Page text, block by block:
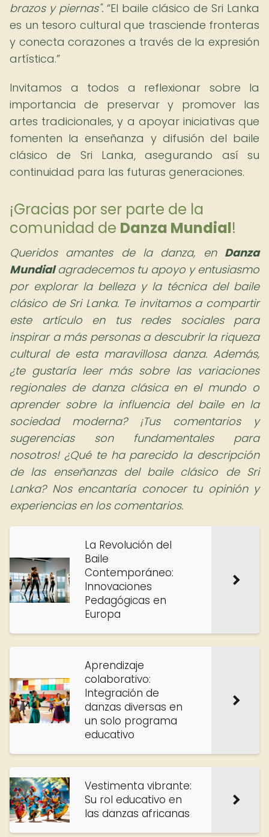
brazos y piernas". El baile clásico de Sri Lanka
es un tesoro cultural que trasciende fronteras
y conecta corazones a través de la expresión
artística.
Invitamos a todos a reflexionar sobre la
importancia de preservar y promover las
artes tradicionales, y a apoyar iniciativas que
fomenten la enseñanza y difusión del baile
clásico de Sri Lanka, asegurando así su
continuidad para las futuras generaciones.
¡Gracias por ser parte de la
comunidad de Danza Mundial!
Queridos amantes de la danza, en Danza
Mundialagradecemos tu apoyo y entusiasmo
por explorar la belleza y la técnica del baile
clásico de Sri Lanka. Te invitamos a compartir
este artículo en tus redes sociales para
inspirar a más personas a descubrir la riqueza
cultural de esta maravillosa danza. Además,
¿te gustaría leer más sobre las variaciones
regionales de danza clásica en el mundo o
aprender sobre la influencia del baile en la
sociedad moderna? ¡Tus comentarios y
sugerencias son fundamentales para
nosotros! ¿Qué te ha parecido la descripción
de las enseñanzas del baile clásico de Sri
Lanka? Nos encantaría conocer tu opinión y
experiencias en los comentarios.
La Revolución del
Baile
Contemporáneo:
Innovaciones
Pedagógicas en
Europa
Aprendizaje
colaborativo:
Integración de
danzas diversas en
un solo programa
educativo
Vestimenta vibrante:
Su rol educativo en
las danzas africanas